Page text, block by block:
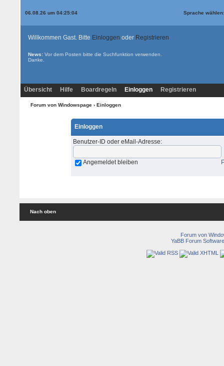
06.08.26 um 04:25:04 Sprache
Willkommen Gast. Bitte Einloggen oder Registrieren
News: Vor dem Posten bitte die Suchfunktion verwenden.
Danke.
Übersicht Hilfe Boardregeln Einloggen Registrieren
Forum von Windowspage› Einloggen
Einloggen
Benutzer-ID oder eMail-Adresse:
Angemeldet bleiben
Nach oben
Forum von
YaBB Forum Software